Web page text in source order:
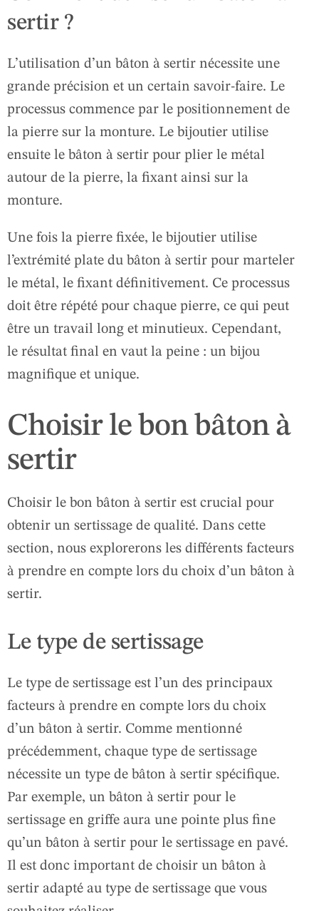
sertir ?
L’utilisation d’un bâton à sertir nécessite une
grande précision et un certain savoir-faire. Le
processus commence par le positionnement de
la pierre sur la monture. Le bijoutier utilise
ensuite le bâton à sertir pour plier le métal
autour de la pierre, la fixant ainsi sur la
monture.
Une fois la pierre fixée, le bijoutier utilise
l’extrémité plate du bâton à sertir pour marteler
le métal, le fixant définitivement. Ce processus
doit être répété pour chaque pierre, ce qui peut
être un travail long et minutieux. Cependant,
le résultat final en vaut la peine : un bijou
magnifique et unique.
Choisir le bon bâton à
sertir
Choisir le bon bâton à sertir est crucial pour
obtenir un sertissage de qualité. Dans cette
section, nous explorerons les différents facteurs
à prendre en compte lors du choix d’un bâton à
sertir.
Le type de sertissage
Le type de sertissage est l’un des principaux
facteurs à prendre en compte lors du choix
d’un bâton à sertir. Comme mentionné
précédemment, chaque type de sertissage
nécessite un type de bâton à sertir spécifique.
Par exemple, un bâton à sertir pour le
sertissage en griffe aura une pointe plus fine
qu’un bâton à sertir pour le sertissage en pavé.
Il est donc important de choisir un bâton à
sertir adapté au type de sertissage que vous